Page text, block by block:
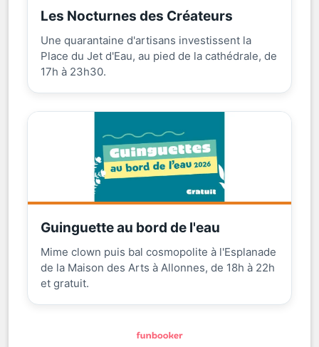
Les Nocturnes des Créateurs
Une quarantaine d'artisans investissent la
Place du Jet d'Eau, au pied de la cathédrale, de
17h à 23h30.
Guinguette au bord de l'eau
Mime clown puis bal cosmopolite à l'Esplanade
de la Maison des Arts à Allonnes, de 18h à 22h
et gratuit.